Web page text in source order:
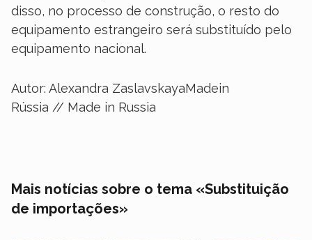
disso, no processo de construção, o resto do
equipamento estrangeiro será substituído pelo
equipamento nacional.
Autor: Alexandra ZaslavskayaMadein
Rússia // Made in Russia
Mais notícias sobre o tema «Substituição
de importações»